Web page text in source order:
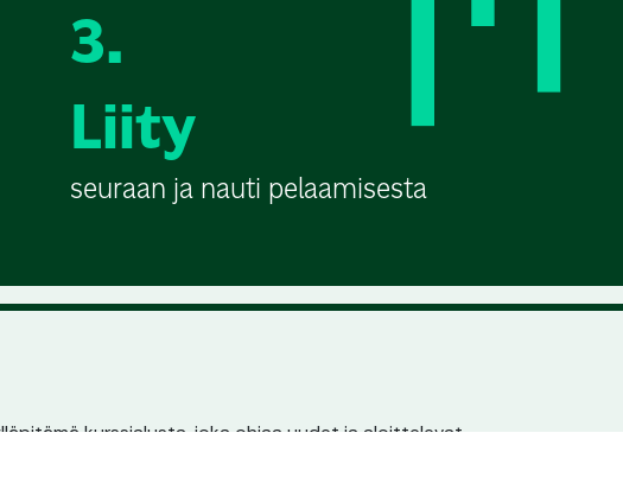
3.
Liity
seuraan ja nauti pelaamisesta
kurssialusta, joka ohjaa uudet ja aloittelevat